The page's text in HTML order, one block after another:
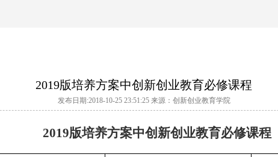
2019版培养方案中创新创业教育必修课程
发布日期:2018-10-25 23:51:25 来源：创新创业教育学院
2019版培养方案中创新创业教育必修课程